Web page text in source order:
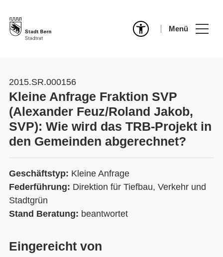
Menü
2015.SR.000156
Kleine Anfrage Fraktion SVP
(Alexander Feuz/Roland Jakob,
SVP): Wie wird das TRB-Projekt in
den Gemeinden abgerechnet?
Geschäftstyp: Kleine Anfrage
Federführung: Direktion für Tiefbau, Verkehr und
Stadtgrün
Stand Beratung: beantwortet
Eingereicht von